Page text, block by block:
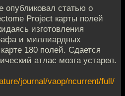
опубликовал статью о
Project карты полей
изготовления
и миллиардных
180 полей. Сдается
атлас мозга устарел.
journal/vaop/ncurrent/full/